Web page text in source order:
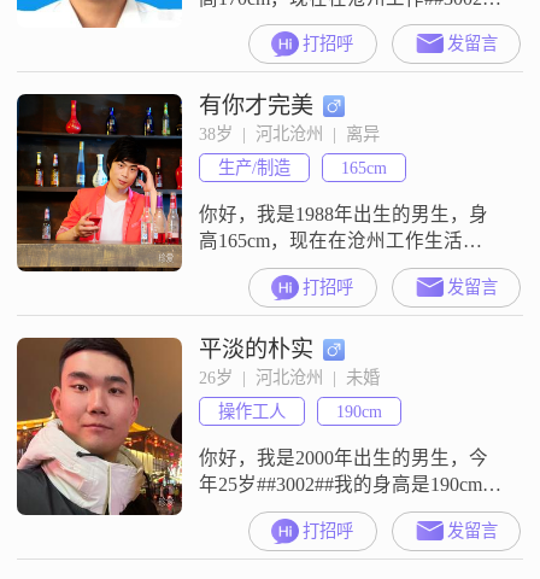
我的学历是大学本科，月收入在
3001到5000元之间##3002##我的性
格比较稳重可靠，平时也比较幽默
风趣，做事很有责任感，待人成熟
稳重，随和容易相处，为人真诚可
靠##3002##我平时喜欢规划未来，
也会外出旅行##3002##我目前生活
在
打招呼 发留言
有你才完美
38岁  |  河北沧州  |  离异
生产/制造
165cm
你好，我是1988年出生的男生，身
高165cm，现在在沧州工作生活
##3002##我的学历是中专，目前的
月收入在8001到12000元之间
##3002##我这个人性格比较稳重可
靠，责任感强，平时表现也比较成
熟稳重##3002##对待感情和生活，
我是真诚可靠的##3002##在我的观
念里，家庭是很重要的事情，我会
把家庭放
打招呼 发留言
平淡的朴实
26岁  |  河北沧州  |  未婚
操作工人
190cm
你好，我是2000年出生的男生，今
年25岁##3002##我的身高是190cm，
目前在沧州工作生活##3002##我的
学历是大专，月收入在5001到8000
元这个区间##3002##关于我的性
打招呼 发留言